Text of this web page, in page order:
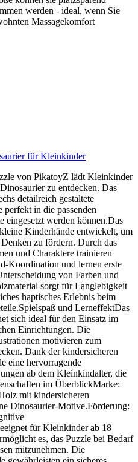
werden - ideal, wenn Sie
Massagekomfort
für Kleinkinder
von PikatoyZ lädt Kleinkinder
zu entdecken. Das
detailreich gestaltete
in die passenden
eingesetzt werden können.Das
Kinderhände entwickelt, um
zu fördern. Durch das
und Charaktere trainieren
Koordination und lernen erste
von Farben und
sorgt für Langlebigkeit
haptisches Erlebnis beim
und LerneffektDas
sich ideal für den Einsatz im
Einrichtungen. Die
motivieren zum
Dank der kindersicheren
eine hervorragende
ab dem Kleinkindalter, die
im ÜberblickMarke:
mit kindersicheren
Dinosaurier-Motive.Förderung:
für Kleinkinder ab 18
es, das Puzzle bei Bedarf
mitzunehmen. Die